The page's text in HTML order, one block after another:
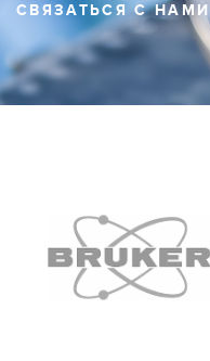
СВЯЗАТЬСЯ С НАМИ